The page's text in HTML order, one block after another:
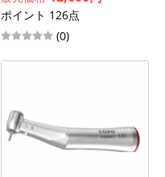
ポイント 126点
(0)